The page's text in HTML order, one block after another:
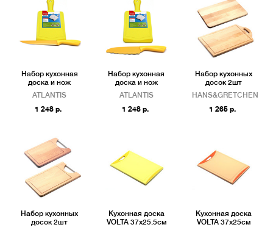
Набор кухонная
доска и нож
ATLANTIS
1 248 р.
Набор кухонная
доска и нож
ATLANTIS
1 248 р.
Набор кухонных
досок 2шт
HANS&GRETCHEN
1 265 р.
Набор кухонных
досок 2шт
Кухонная доска
VOLTA 37х25.5см
Кухонная доска
VOLTA 37х25см